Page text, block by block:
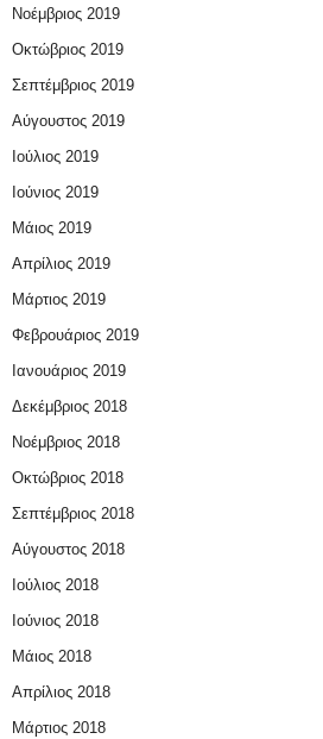
Νοέμβριος 2019
Οκτώβριος 2019
Σεπτέμβριος 2019
Αύγουστος 2019
Ιούλιος 2019
Ιούνιος 2019
Μάιος 2019
Απρίλιος 2019
Μάρτιος 2019
Φεβρουάριος 2019
Ιανουάριος 2019
Δεκέμβριος 2018
Νοέμβριος 2018
Οκτώβριος 2018
Σεπτέμβριος 2018
Αύγουστος 2018
Ιούλιος 2018
Ιούνιος 2018
Μάιος 2018
Απρίλιος 2018
Μάρτιος 2018